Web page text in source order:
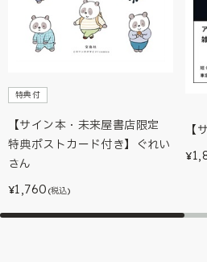
特典付
【サイン本・未来屋書店限定
特典ポストカード付き】ぐれい
さん
¥1,760 (税込)
【
¥